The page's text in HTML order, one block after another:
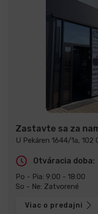
Zastavte sa za
U Pekáren 1644/1a, 102
Otváracia doba:
Po - Pia: 9:00 - 18:00
So - Ne: Zatvorené
Viac o predajni